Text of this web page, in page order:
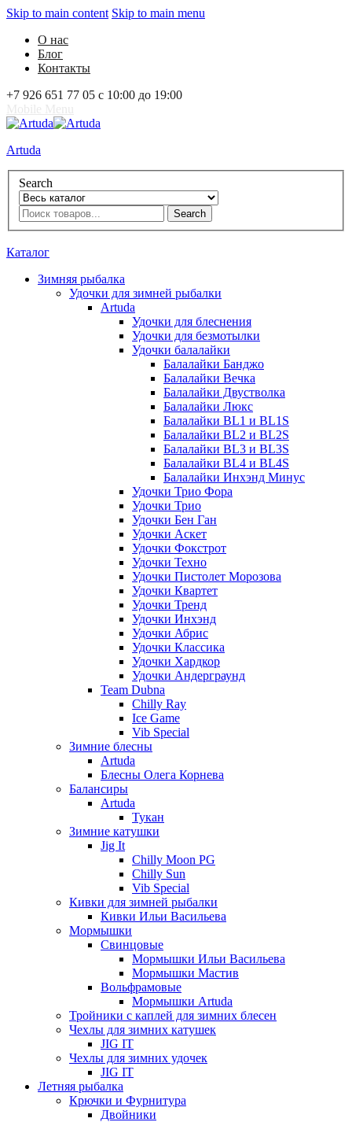
Skip to main content Skip to main menu
О нас
Блог
Контакты
+7 926 651 77 05 с 10:00 до 19:00
Artuda
Search
Search
Каталог
Зимняя рыбалка
Удочки для зимней рыбалки
Artuda
Удочки для блеснения
Удочки для безмотылки
Удочки балалайки
Балалайки Банджо
Балалайки Вечка
Балалайки Двустволка
Балалайки Люкс
Балалайки BL1 и BL1S
Балалайки BL2 и BL2S
Балалайки BL3 и BL3S
Балалайки BL4 и BL4S
Балалайки Инхэнд Минус
Удочки Трио Фора
Удочки Трио
Удочки Бен Ган
Удочки Аскет
Удочки Фокстрот
Удочки Техно
Удочки Пистолет Морозова
Удочки Квартет
Удочки Тренд
Удочки Инхэнд
Удочки Абрис
Удочки Классика
Удочки Хардкор
Удочки Андерграунд
Team Dubna
Chilly Ray
Ice Game
Vib Special
Зимние блесны
Artuda
Блесны Олега Корнева
Балансиры
Artuda
Тукан
Зимние катушки
Jig It
Chilly Moon PG
Chilly Sun
Vib Special
Кивки для зимней рыбалки
Кивки Ильи Васильева
Мормышки
Свинцовые
Мормышки Ильи Васильева
Мормышки Мастив
Вольфрамовые
Мормышки Artuda
Тройники с каплей для зимних блесен
Чехлы для зимних катушек
JIG IT
Чехлы для зимних удочек
JIG IT
Летняя рыбалка
Крючки и Фурнитура
Двойники